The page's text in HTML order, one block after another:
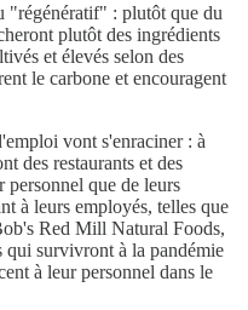
"régénératif" : plutôt que du
plutôt des ingrédients
et élevés selon des
le carbone et encouragent
vont s'enraciner : à
des restaurants et des
personnel que de leurs
à leurs employés, telles que
Red Mill Natural Foods,
qui survivront à la pandémie
à leur personnel dans le